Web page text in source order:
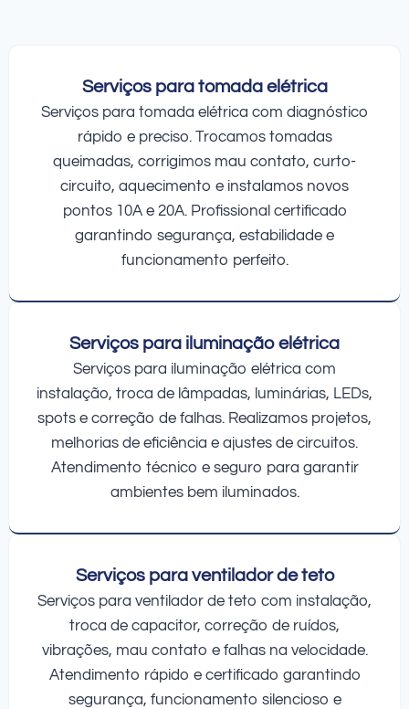
Serviços para tomada elétrica
Serviços para tomada elétrica com diagnóstico
rápido e preciso. Trocamos tomadas
queimadas, corrigimos mau contato, curto-
circuito, aquecimento e instalamos novos
pontos 10A e 20A. Profissional certificado
garantindo segurança, estabilidade e
funcionamento perfeito.
Serviços para iluminação elétrica
Serviços para iluminação elétrica com
instalação, troca de lâmpadas, luminárias, LEDs,
spots e correção de falhas. Realizamos projetos,
melhorias de eficiência e ajustes de circuitos.
Atendimento técnico e seguro para garantir
ambientes bem iluminados.
Serviços para ventilador de teto
Serviços para ventilador de teto com instalação,
troca de capacitor, correção de ruídos,
vibrações, mau contato e falhas na velocidade.
Atendimento rápido e certificado garantindo
segurança, funcionamento silencioso e